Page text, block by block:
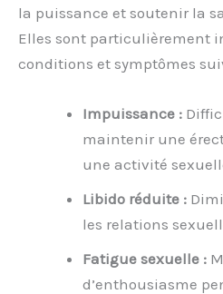
la puissance et soutenir la
Elles sont particulièrement
conditions et symptômes
Impuissance :
maintenir une
une activité
Libido réduite :
les relations
Fatigue sexuelle :
d’enthousiasme